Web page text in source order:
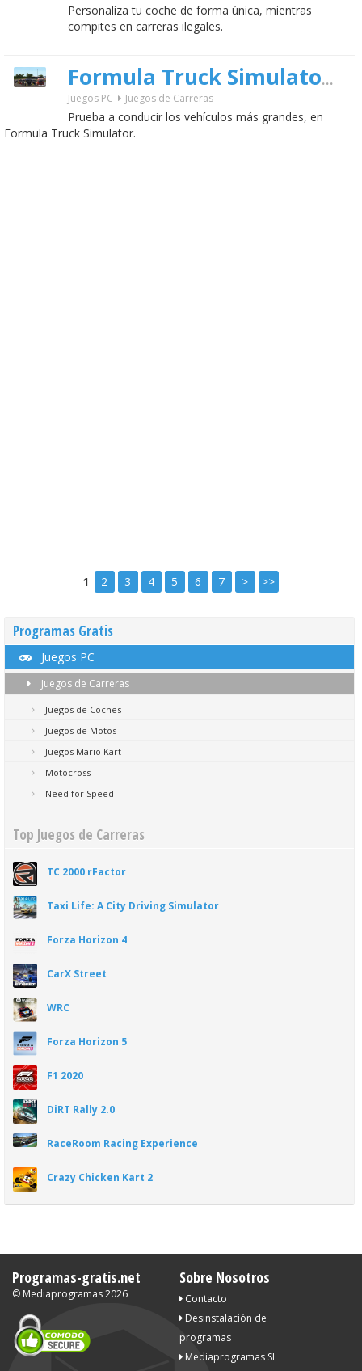
Personaliza tu coche de forma única, mientras
compites en carreras ilegales.
Formula Truck Simulator 2013
Juegos PC Juegos de Carreras
Prueba a conducir los vehículos más grandes, en
Formula Truck Simulator.
1 2 3 4 5 6 7 > >>
Programas Gratis
Juegos PC
Juegos de Carreras
Juegos de Coches
Juegos de Motos
Juegos Mario Kart
Motocross
Need for Speed
Top Juegos de Carreras
TC 2000 rFactor
Taxi Life: A City Driving Simulator
Forza Horizon 4
CarX Street
WRC
Forza Horizon 5
F1 2020
DiRT Rally 2.0
RaceRoom Racing Experience
Crazy Chicken Kart 2
Programas-gratis.net
© Mediaprogramas2026
Sobre Nosotros
Contacto
Desinstalación de
programas
Mediaprogramas SL